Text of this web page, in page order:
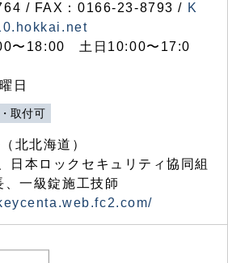
/ FAX：0166-23-8793 / K
〜18:00 土日10:00〜17:0
日
取付可
北北海道）
日本ロックセキュリティ協同組
一級錠施工技師